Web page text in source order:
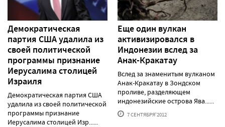
Демократическая
партия США удалила из
своей политической
программы признание
Иерусалима столицей
Израиля
Демократическая партия США
удалила из своей политической
программы признание
Иерусалима столицей Изр......
Еще один вулкан
активизировался в
Индонезии вслед за
Анак-Кракатау
Вслед за знаменитым вулканом
Анак-Кракатау в Зондском
проливе, разделяющем
индонезийские острова Ява......
7 СЕНТЯБРЯ'2012